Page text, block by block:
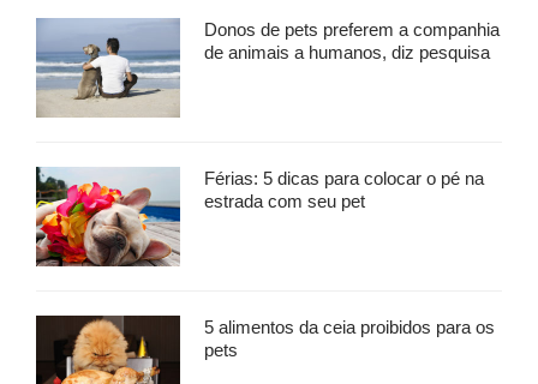
Donos de pets preferem a companhia
de animais a humanos, diz pesquisa
Férias: 5 dicas para colocar o pé na
estrada com seu pet
5 alimentos da ceia proibidos para os
pets